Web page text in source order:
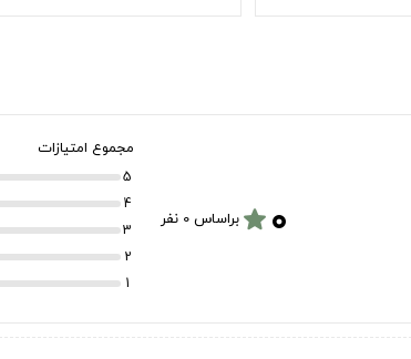
۰ starبراساس 0 نفر
مجموع امتیازات
5
4
3
2
1